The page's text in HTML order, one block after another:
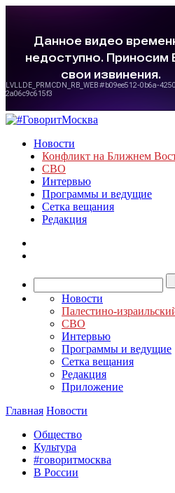
Новости
Конфликт на Ближнем
СВО
Интервью
Программы и ведущие
Сетка вещания
Редакция
Новости
Палестино-
СВО
Интервью
Программы и ведущие
Сетка вещания
Редакция
Приложение
Главная Новости
Общество
Культура
#говоритмосква
В России